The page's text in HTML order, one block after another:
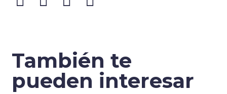
También te
pueden interesar